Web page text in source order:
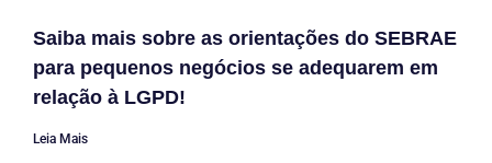
Saiba mais sobre as orientações do SEBRAE
para pequenos negócios se adequarem em
relação à LGPD!
Leia Mais